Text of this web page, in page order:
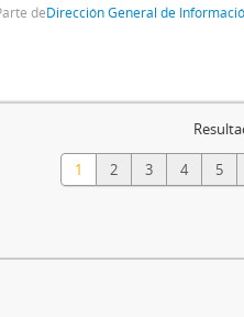
deDirección General de
1 2 3 4 5